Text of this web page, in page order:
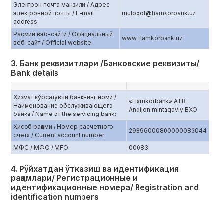
Электрон почта манзили / Адрес
электронной почты / E-mail
address:
muloqot@hamkorbank.uz
Расмий вэб-сайти / Официальный
веб-сайт / Official website:
www.Hamkorbank.uz
3. Банк реквизитлари /Банковские реквизиты/
Bank details
Хизмат кўрсатувчи банкнинг номи /
Наименование обслуживающего
банка / Name of the servicing bank:
«Hamkorbank» ATB
Andijon mintaqaviy BXO
Ҳисоб рақами / Номер расчетного
счета / Current account number:
29896000800000083044
МФО / МФО / MFO: 00083
4. Рўйхатдан ўтказиш ва идентификация
рақамлари/ Регистрационные и
идентификационные номера/ Registration and
identification numbers